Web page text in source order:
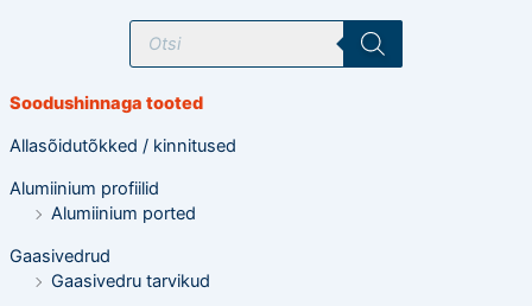
T
o
t
o
t
s
i
n
g
Soodushinnaga tooted
Allasõidutõkked / kinnitused
Alumiinium profiilid
Alumiinium ported
Gaasivedrud
Gaasivedru tarvikud